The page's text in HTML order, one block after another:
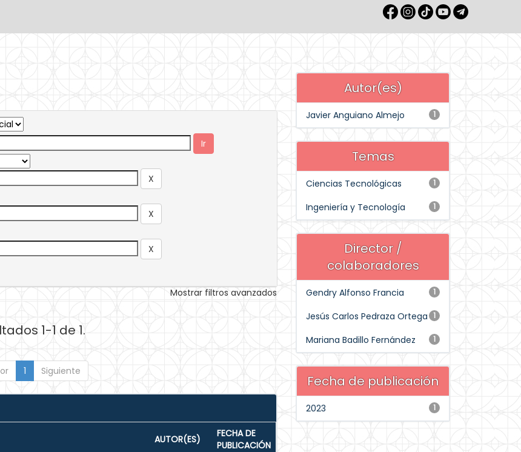
Mostrar filtros avanzados
1-1 de 1.
1 Siguiente
AUTOR(ES)
FECHA DE
PUBLICACIÓN
Autor(es)
1
Javier Anguiano Almejo
Temas
1
Ciencias Tecnológicas
1
Ingeniería y Tecnología
Director /
colaboradores
1
Gendry Alfonso Francia
1
Jesús Carlos Pedraza Ortega
1
Mariana Badillo Fernández
Fecha de publicación
1
2023